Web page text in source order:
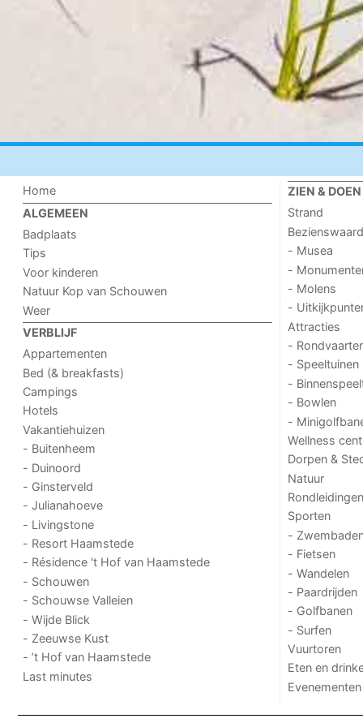
Home
ALGEMEEN
Badplaats
Tips
Voor kinderen
Natuur Kop van Schouwen
Weer
VERBLIJF
Appartementen
Bed (& breakfasts)
Campings
Hotels
Vakantiehuizen
- Buitenheem
- Duinoord
- Ginsterveld
- Julianahoeve
- Livingstone
- Resort Haamstede
- Résidence 't Hof van Haamstede
- Schouwen
- Schouwse Valleien
- Wijde Blick
- Zeeuwse Kust
- ’t Hof van Haamstede
Last minutes
ZIEN & DOEN
Strand
- Musea
-
- Molens
-
Attracties
-
- Speeltuinen
-
- Bowlen
-
Wellness
Dorpen &
Natuur
Rondleidingen
Sporten
-
- Fietsen
- Wandelen
- Paardrijden
- Golfbanen
- Surfen
Vuurtoren
Eten en
Evenementen